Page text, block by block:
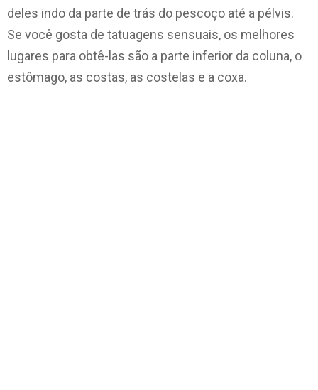
deles indo da parte de trás do pescoço até a pélvis.
Se você gosta de tatuagens sensuais, os melhores
lugares para obtê-las são a parte inferior da coluna, o
estômago, as costas, as costelas e a coxa.